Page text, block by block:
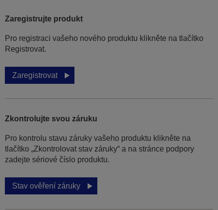
Zaregistrujte produkt
Pro registraci vašeho nového produktu klikněte na tlačítko
Registrovat.
Zaregistrovat
Zkontrolujte svou záruku
Pro kontrolu stavu záruky vašeho produktu klikněte na
tlačítko „Zkontrolovat stav záruky“ a na stránce podpory
zadejte sériové číslo produktu.
Stav ověření záruky